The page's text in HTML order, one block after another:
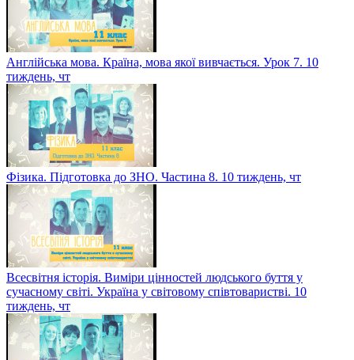
Англійська мова. Країна, мова якої вивчається. Урок 7. 10
тиждень, чт
Фізика. Підготовка до ЗНО. Частина 8. 10 тиждень, чт
Всесвітня історія. Виміри цінностей людського буття у
сучасному світі. Україна у світовому співтоваристві. 10
тиждень, чт